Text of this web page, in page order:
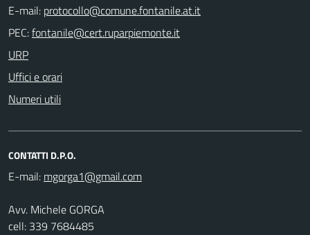
E-mail:
PEC:
URP
Uffici e orari
Numeri utili
CONTATTI D.P.O.
E-mail:
Avv. Michele GORGA
cell: 339 7684485